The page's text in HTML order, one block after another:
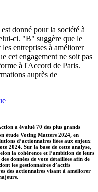
donné pour la société à
ci. "B" suggère que le
entreprises à améliorer
cet engagement ne soit pas
à l'Accord de Paris.
auprès de
a évalué 70 des plus grands
étude Voting Matters 2024, en
d’actionnaires liées aux enjeux
2024. Sur la base de cette analyse,
la cohérence et l’ambition de leurs
données de vote détaillées afin de
les gestionnaires d’actifs
des actionnaires visant à améliorer